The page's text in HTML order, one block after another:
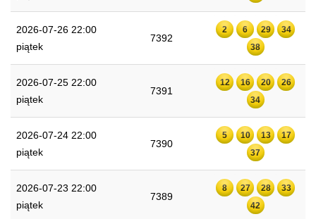
2026-07-26 22:00
piątek
7392
2 6 29
34
38
2026-07-25 22:00
piątek
7391
12 16 20
26
34
2026-07-24 22:00
piątek
7390
5 10 13
17
37
2026-07-23 22:00
piątek
7389
8 27 28
33
42